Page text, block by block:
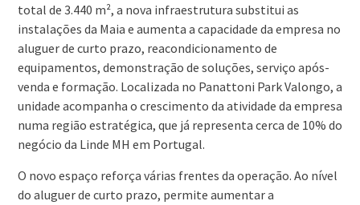
total de 3.440 m², a nova infraestrutura substitui as
instalações da Maia e aumenta a capacidade da empresa no
aluguer de curto prazo, reacondicionamento de
equipamentos, demonstração de soluções, serviço após-
venda e formação. Localizada no Panattoni Park Valongo, a
unidade acompanha o crescimento da atividade da empresa
numa região estratégica, que já representa cerca de 10% do
negócio da Linde MH em Portugal.
O novo espaço reforça várias frentes da operação. Ao nível
do aluguer de curto prazo, permite aumentar a